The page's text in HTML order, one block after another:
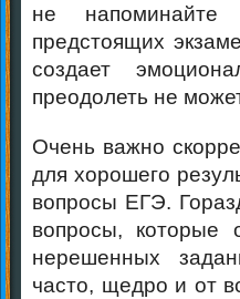
не
предстоящих
создает
преодолеть не
Очень важно
для хорошего
вопросы ЕГЭ.
вопросы, которые
нерешенных
часто, щедро и от